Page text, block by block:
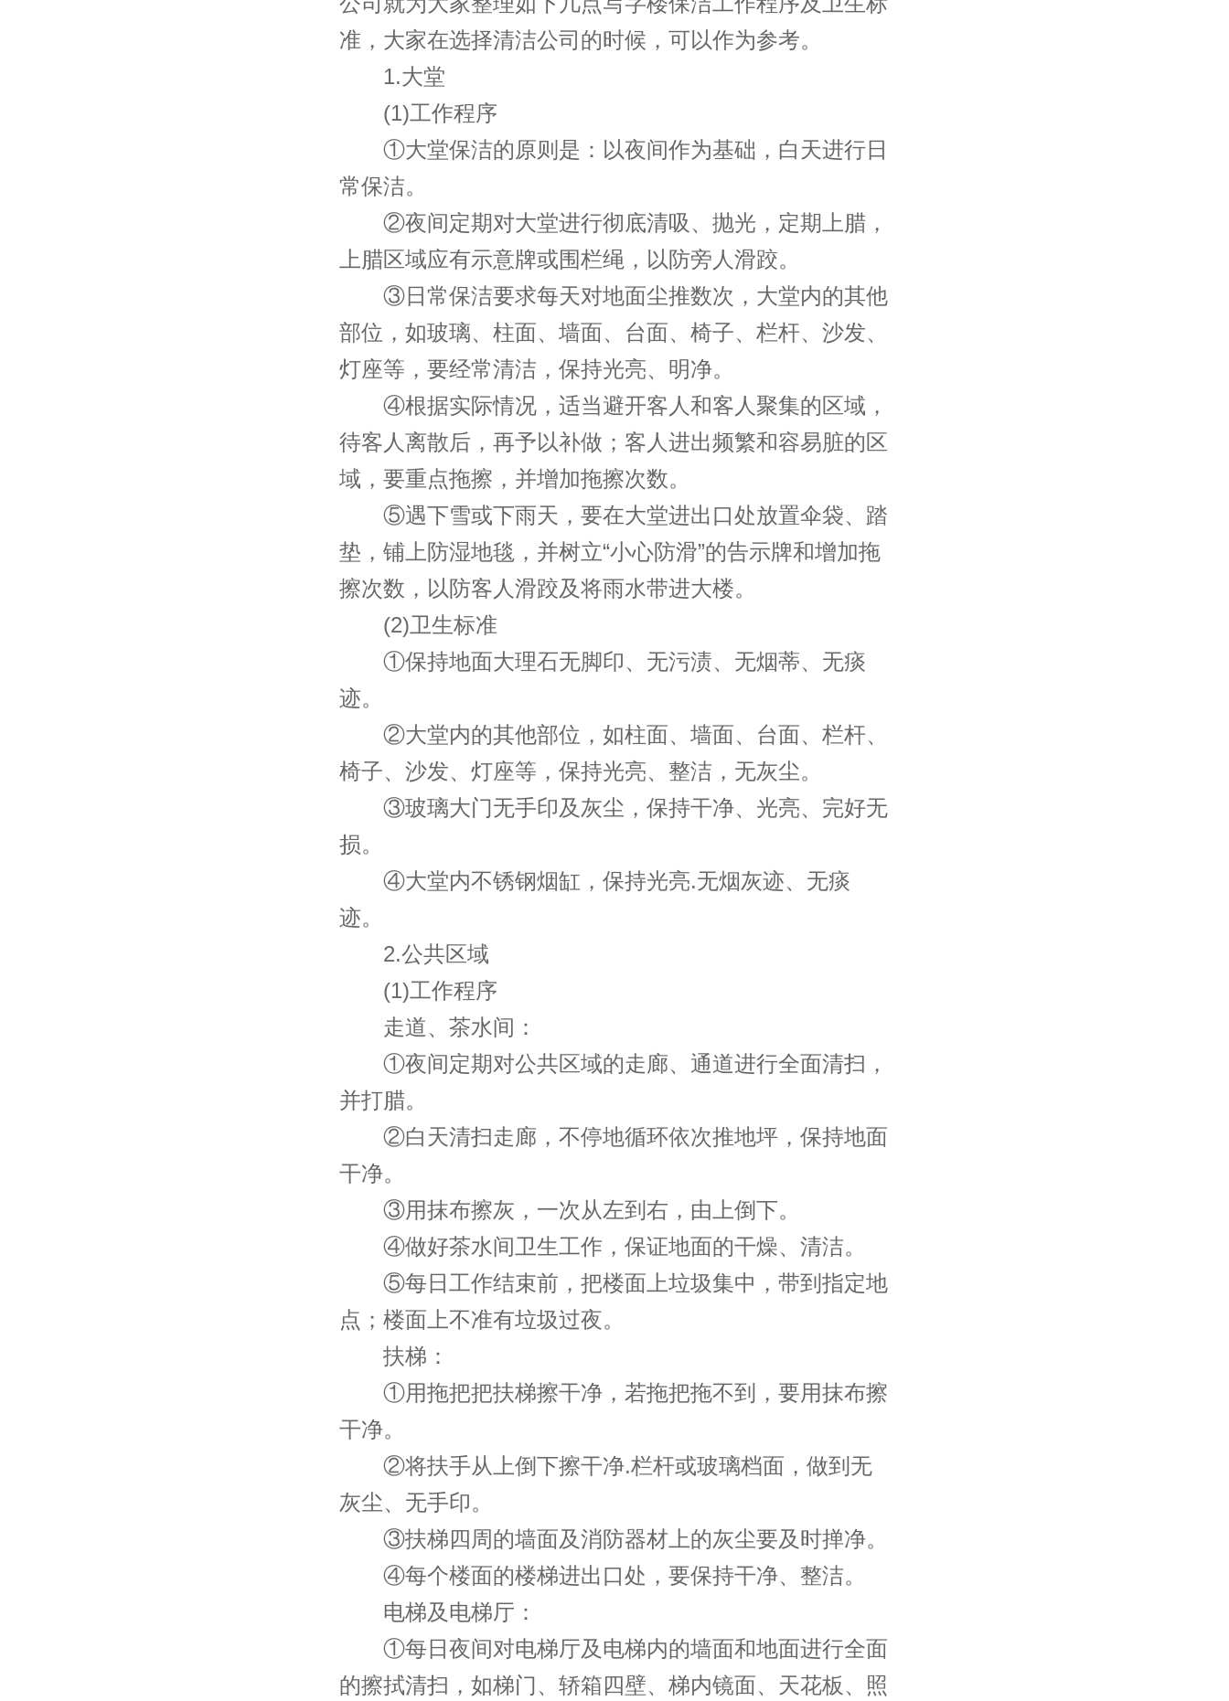
准，大家在选择清洁公司的时候，可以作为参考。
1.大堂
(1)工作程序
①大堂保洁的原则是：以夜间作为基础，白天进行日
常保洁。
②夜间定期对大堂进行彻底清吸、抛光，定期上腊，
上腊区域应有示意牌或围栏绳，以防旁人滑跤。
③日常保洁要求每天对地面尘推数次，大堂内的其他
部位，如玻璃、柱面、墙面、台面、椅子、栏杆、沙发、
灯座等，要经常清洁，保持光亮、明净。
④根据实际情况，适当避开客人和客人聚集的区域，
待客人离散后，再予以补做；客人进出频繁和容易脏的区
域，要重点拖擦，并增加拖擦次数。
⑤遇下雪或下雨天，要在大堂进出口处放置伞袋、踏
垫，铺上防湿地毯，并树立“小心防滑”的告示牌和增加拖
擦次数，以防客人滑跤及将雨水带进大楼。
(2)卫生标准
①保持地面大理石无脚印、无污渍、无烟蒂、无痰
迹。
②大堂内的其他部位，如柱面、墙面、台面、栏杆、
椅子、沙发、灯座等，保持光亮、整洁，无灰尘。
③玻璃大门无手印及灰尘，保持干净、光亮、完好无
损。
④大堂内不锈钢烟缸，保持光亮.无烟灰迹、无痰
迹。
2.公共区域
(1)工作程序
走道、茶水间：
①夜间定期对公共区域的走廊、通道进行全面清扫，
并打腊。
②白天清扫走廊，不停地循环依次推地坪，保持地面
干净。
③用抹布擦灰，一次从左到右，由上倒下。
④做好茶水间卫生工作，保证地面的干燥、清洁。
⑤每日工作结束前，把楼面上垃圾集中，带到指定地
点；楼面上不准有垃圾过夜。
扶梯：
①用拖把把扶梯擦干净，若拖把拖不到，要用抹布擦
干净。
②将扶手从上倒下擦干净.栏杆或玻璃档面，做到无
灰尘、无手印。
③扶梯四周的墙面及消防器材上的灰尘要及时掸净。
④每个楼面的楼梯进出口处，要保持干净、整洁。
电梯及电梯厅：
①每日夜间对电梯厅及电梯内的墙面和地面进行全面
的擦拭清扫，如梯门、轿箱四壁、梯内镜面、天花板、照